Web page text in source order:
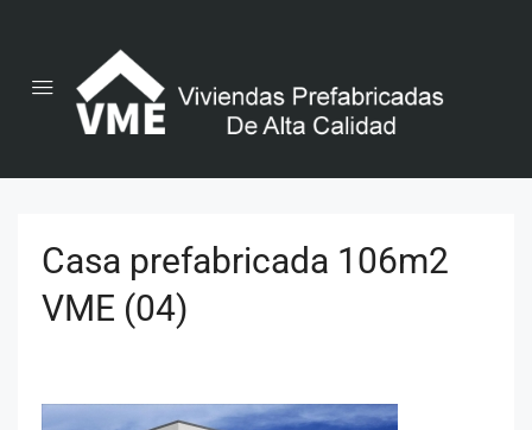
Casa prefabricada 106m2
VME (04)